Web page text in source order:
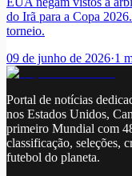
do Irã para a Copa
torneio.
09 de junho de 2026·1
Portal de notícias
nos Estados Unidos,
primeiro Mundial com
classificação, seleções,
futebol do planeta.